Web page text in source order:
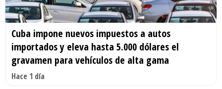
Cuba impone nuevos impuestos a autos
importados y eleva hasta 5.000 dólares el
gravamen para vehículos de alta gama
Hace 1 día